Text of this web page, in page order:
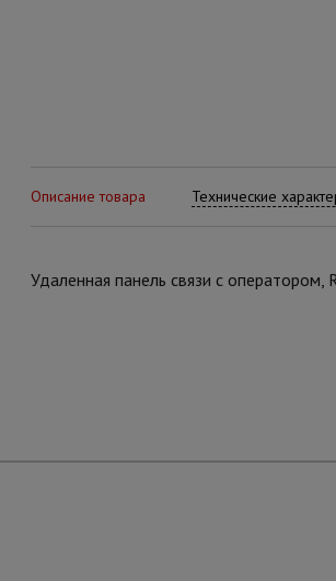
Описание товара Технические
Удаленная панель связи с оператором,